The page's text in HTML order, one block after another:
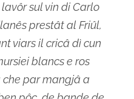
sul vin di Carlo
prestât al Friûl,
viars il cricâ dì cun
blancs e ros
che par mangjâ a